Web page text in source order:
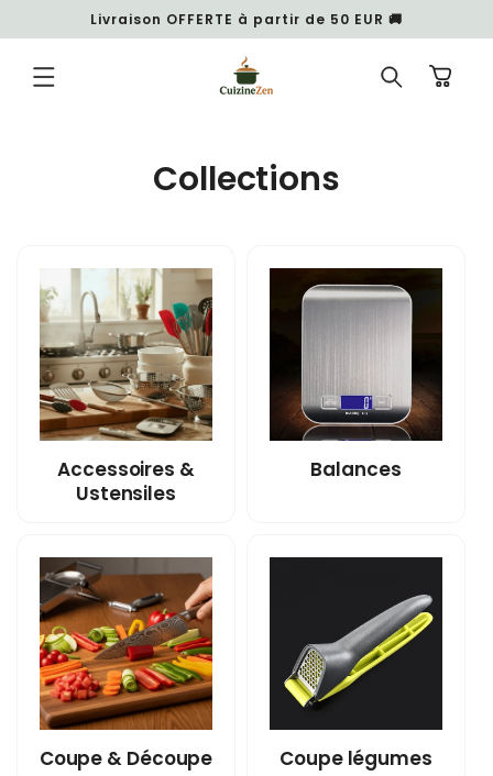
au
Livraison OFFERTE à partir de 50 EUR 🚚
Panier
Collections
Accessoires &
Ustensiles
Balances
Coupe & Découpe Coupe légumes